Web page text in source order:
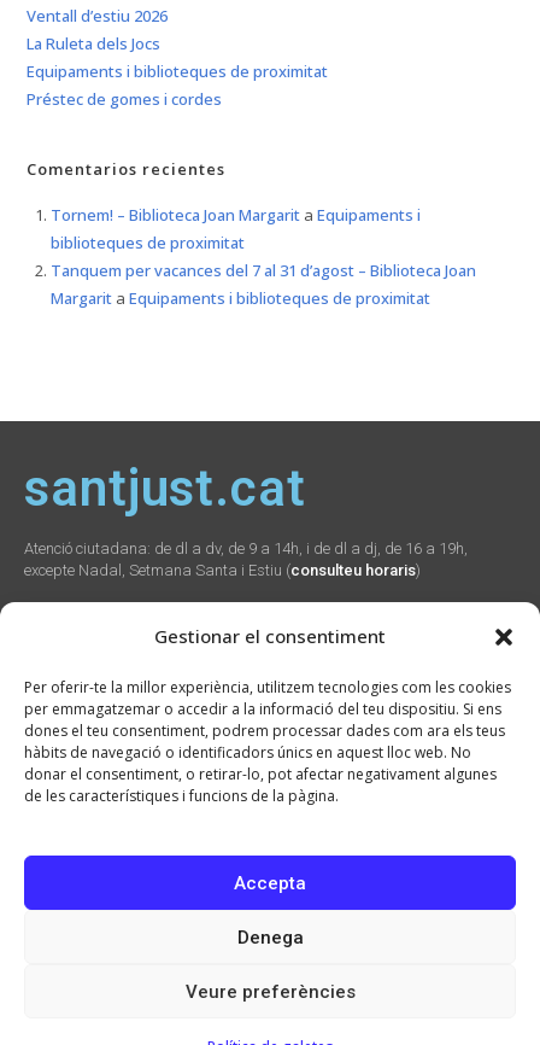
Gestionar el consentiment
Per oferir-te la millor experiència, utilitzem tecnologies com les cookies
per emmagatzemar o accedir a la informació del teu dispositiu. Si ens
dones el teu consentiment, podrem processar dades com ara els teus
hàbits de navegació o identificadors únics en aquest lloc web. No
donar el consentiment, o retirar-lo, pot afectar negativament algunes
de les característiques i funcions de la pàgina.
Accepta
Denega
Veure preferències
Ventall d’estiu 2026
La Ruleta dels Jocs
Equipaments i biblioteques de proximitat
Préstec de gomes i cordes
Comentarios recientes
Tornem! – Biblioteca Joan Margarit aEquipaments i
biblioteques de proximitat
Tanquem per vacances del 7 al 31 d’agost – Biblioteca Joan
Margarit aEquipaments i biblioteques de proximitat
santjust.cat
Atenció ciutadana: de dl a dv, de 9 a 14h, i de dl a dj, de 16 a 19h,
excepte Nadal, Setmana Santa i Estiu (consulteu horaris)
Social
Webs
municipals
Promunsa
Promoció Econòmica
seu.cat
Contacte
Plaça Verdaguer, 2
Sant Just Desvern,
08960
934 804 800
Avís Legal